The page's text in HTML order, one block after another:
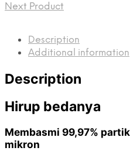
Next Product
Description
Additional information
Description
Hirup bedanya
Membasmi 99,97%
mikron